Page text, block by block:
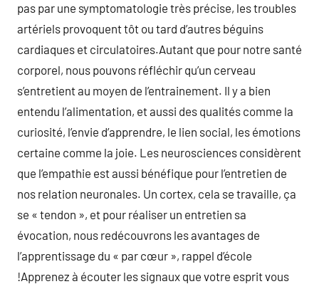
pas par une symptomatologie très précise, les troubles
artériels provoquent tôt ou tard d’autres béguins
cardiaques et circulatoires.Autant que pour notre santé
corporel, nous pouvons réfléchir qu’un cerveau
s’entretient au moyen de l’entrainement. Il y a bien
entendu l’alimentation, et aussi des qualités comme la
curiosité, l’envie d’apprendre, le lien social, les émotions
certaine comme la joie. Les neurosciences considèrent
que l’empathie est aussi bénéfique pour l’entretien de
nos relation neuronales. Un cortex, cela se travaille, ça
se « tendon », et pour réaliser un entretien sa
évocation, nous redécouvrons les avantages de
l’apprentissage du « par cœur », rappel d’école
!Apprenez à écouter les signaux que votre esprit vous